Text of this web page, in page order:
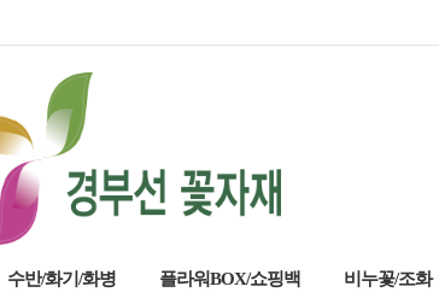
수반/화기/화병 플라워BOX/쇼핑백 비누꽃/조화